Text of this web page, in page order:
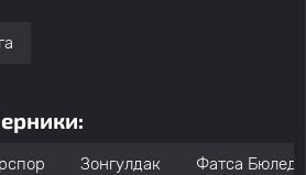
Зонгулдак Фатса